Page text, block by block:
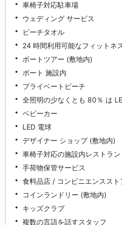
車椅子対応駐車場
ウェディング サービス
ビーチタオル
24 時間利用可能なフィットネ
ボートツアー (敷地内)
ボート 施設内
プライベートビーチ
全照明の少なくとも 80％ は
ベビーカー
LED 電球
デザイナー ショップ (敷地内)
車椅子対応の施設内レストラン
手荷物保管サービス
食料品店 / コンビニエンススト
コインランドリー (敷地内)
キッズクラブ
複数の言語を話すスタッフ